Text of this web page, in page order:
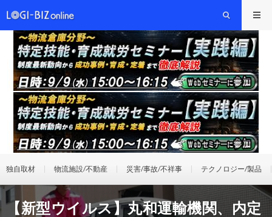
独自取材 物流施設/不動産 災害/事故/不祥事 テクノロジー/製品
【新型ウイルス】丸和運輸機関、内定